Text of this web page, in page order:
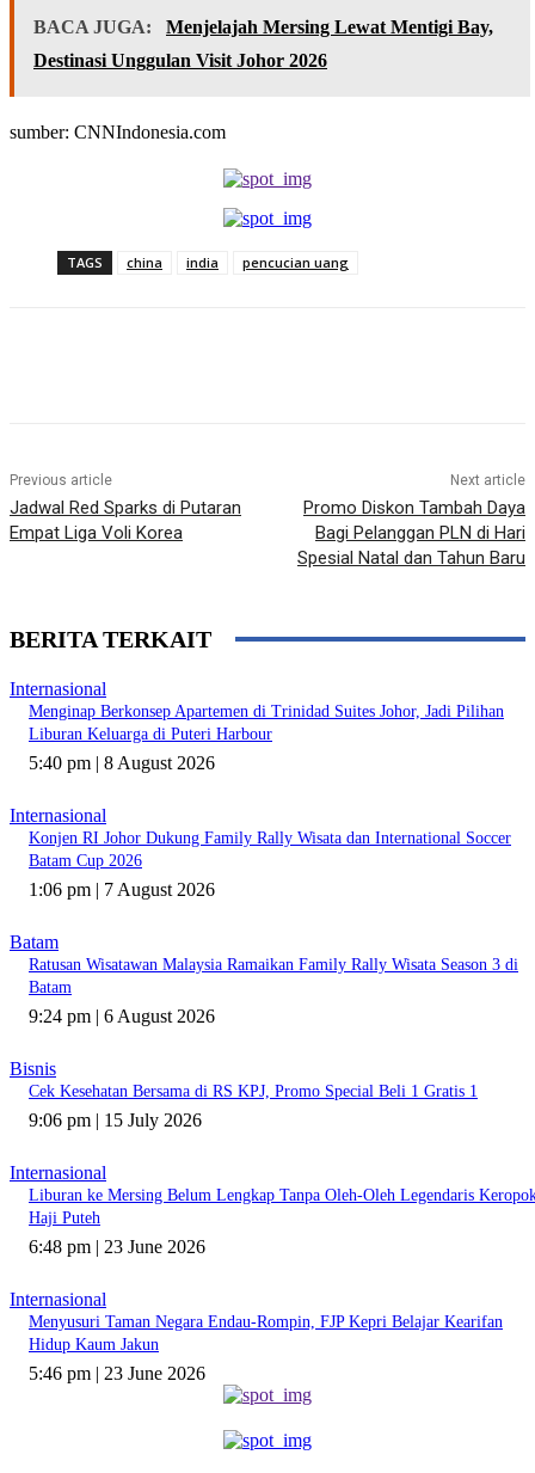
BACA JUGA:
Menjelajah Mersing Lewat Mentigi Bay,
Destinasi Unggulan Visit Johor 2026
sumber: CNNIndonesia.com
TAGS china india pencucian uang
Previous article
Jadwal Red Sparks di Putaran
Empat Liga Voli Korea
Next article
Promo Diskon Tambah Daya
Bagi Pelanggan PLN di Hari
Spesial Natal dan Tahun Baru
BERITA TERKAIT
Internasional
Menginap Berkonsep Apartemen di Trinidad Suites Johor, Jadi Pilihan
Liburan Keluarga di Puteri Harbour
5:40 pm | 8 August 2026
Internasional
Konjen RI Johor Dukung Family Rally Wisata dan International Soccer
Batam Cup 2026
1:06 pm | 7 August 2026
Batam
Ratusan Wisatawan Malaysia Ramaikan Family Rally Wisata Season 3 di
Batam
9:24 pm | 6 August 2026
Bisnis
Cek Kesehatan Bersama di RS KPJ, Promo Special Beli 1 Gratis 1
9:06 pm | 15 July 2026
Internasional
Liburan ke Mersing Belum Lengkap Tanpa Oleh-Oleh Legendaris
Haji Puteh
6:48 pm | 23 June 2026
Internasional
Menyusuri Taman Negara Endau-Rompin, FJP Kepri Belajar Kearifan
Hidup Kaum Jakun
5:46 pm | 23 June 2026